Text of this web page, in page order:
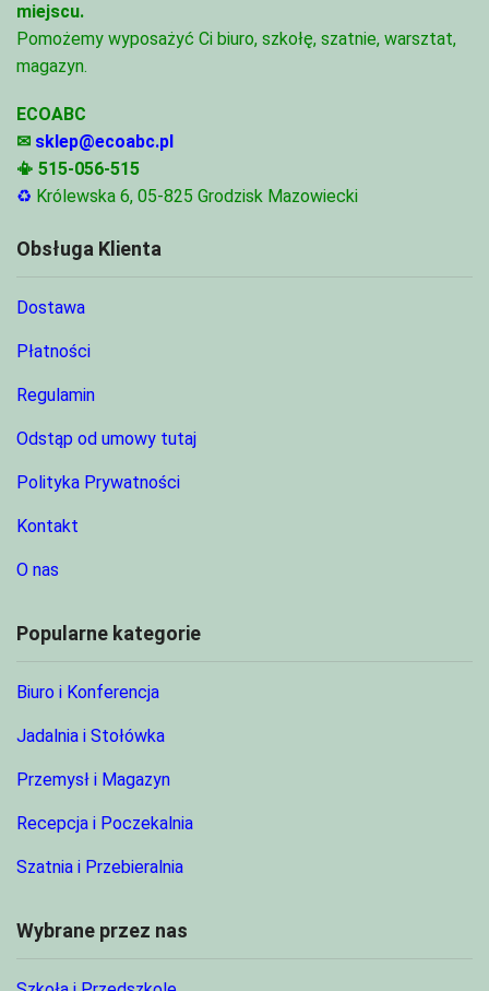
miejscu.
Pomożemy wyposażyć Ci biuro, szkołę, szatnie, warsztat,
magazyn.
ECOABC
✉ sklep@ecoabc.pl
📳 515-056-515
♻ Królewska 6, 05-825 Grodzisk Mazowiecki
Obsługa Klienta
Dostawa
Płatności
Regulamin
Odstąp od umowy tutaj
Polityka Prywatności
Kontakt
O nas
Popularne kategorie
Biuro i Konferencja
Jadalnia i Stołówka
Przemysł i Magazyn
Recepcja i Poczekalnia
Szatnia i Przebieralnia
Wybrane przez nas